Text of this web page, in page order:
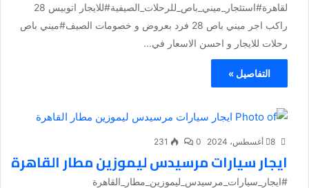
لقاهرة#استئجار_ميني_باص_للرحلات_الصيفية#للايجار اتوبيس 28
راكب اجر ميني باص 28 فرد بعروض و خصومات الصيف#ميني باص
رحلات للايجار و احسن الاسعار في...
التفاصيل »
8 أغسطس، 2024 0
231
ايجار سيارات مرسيدس ليموزين مطار القاهرة
#ايجار_سيارات_مرسيدس_ليموزين_مطار_القاهرة